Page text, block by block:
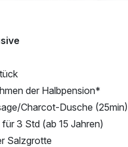
der Halbpension*
Charcot-Dusche (25min)
3 Std (ab 15 Jahren)
Salzgrotte